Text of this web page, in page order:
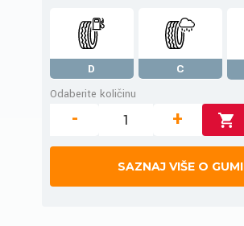
D C
Odaberite količinu
- +
SAZNAJ VIŠE O GUMI